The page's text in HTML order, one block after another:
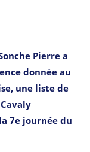
Pierre a
donnée au
une liste de
7e journée du